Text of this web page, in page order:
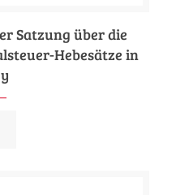
Satzung über die
Hebesätze in